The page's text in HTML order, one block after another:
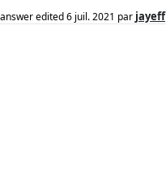
answer edited6 juil. 2021 par jayeff